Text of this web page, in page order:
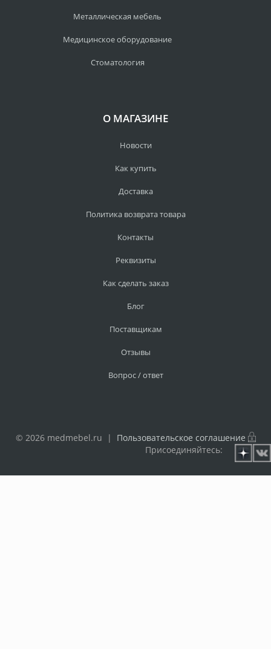
Металлическая мебель
Медицинское оборудование
Стоматология
О МАГАЗИНЕ
Новости
Как купить
Доставка
Политика возврата товара
Контакты
Реквизиты
Как сделать заказ
Блог
Поставщикам
Отзывы
Вопрос / ответ
© 2026 medmebel.ru | Пользовательское соглашение
Присоединяйтесь: